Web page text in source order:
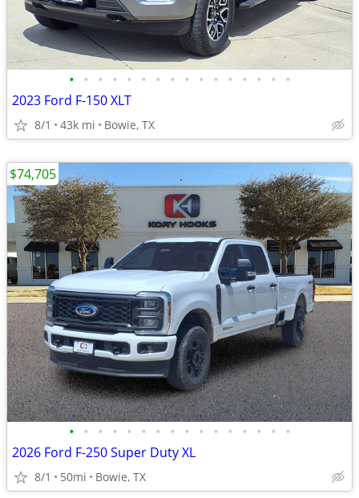
• • • • • • • • • • • • • • • •
2023 Ford F-150 XLT
8/1 43k mi Bowie, TX
• • • • • • • • • • • • • • • •
2026 Ford F-250 Super Duty XL
8/1 50mi Bowie, TX
$74,705